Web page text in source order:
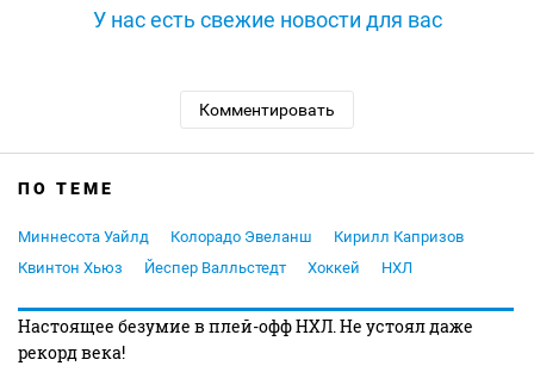
У нас есть свежие новости для вас
Комментировать
ПО ТЕМЕ
Миннесота Уайлд Колорадо Эвеланш
Кирилл Капризов
Квинтон Хьюз
Йеспер Валльстедт Хоккей НХЛ
Настоящее безумие в плей-офф НХЛ. Не устоял даже
рекорд века!